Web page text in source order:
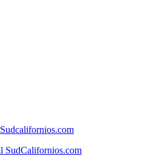
Sudcalifornios.com